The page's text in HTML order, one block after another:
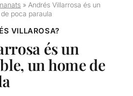
» Andrés Villarrosa és un
poca paraula
VILLAROSA?
és un
un home de